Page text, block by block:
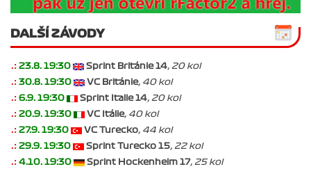
DALŠÍ ZÁVODY
.: 23.8. 19:30 Sprint Británie 14, 20 kol
.: 30.8. 19:30 VC Británie, 40 kol
.: 6.9. 19:30 Sprint Italie 14, 20 kol
.: 20.9. 19:30 VC Itálie, 40 kol
.: 27.9. 19:30 VC Turecko, 44 kol
.: 29.9. 19:30 Sprint Turecko 15, 22 kol
.: 4.10. 19:30 Sprint Hockenheim 17, 25 kol